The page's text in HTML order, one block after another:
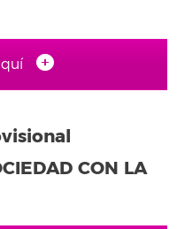
CON LA